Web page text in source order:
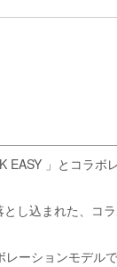
」とコラ
し込まれた、コ
ーションモデルで